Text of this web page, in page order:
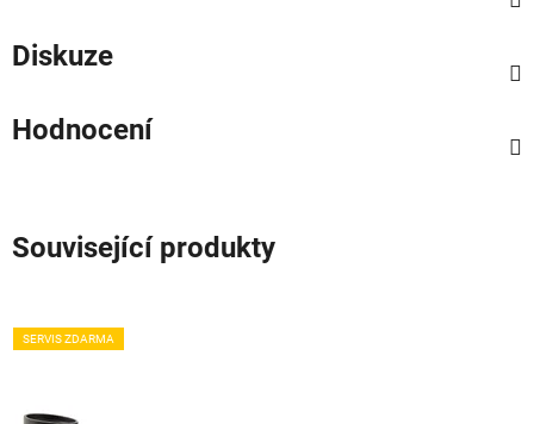
Diskuze
Hodnocení
Související produkty
SERVIS ZDARMA